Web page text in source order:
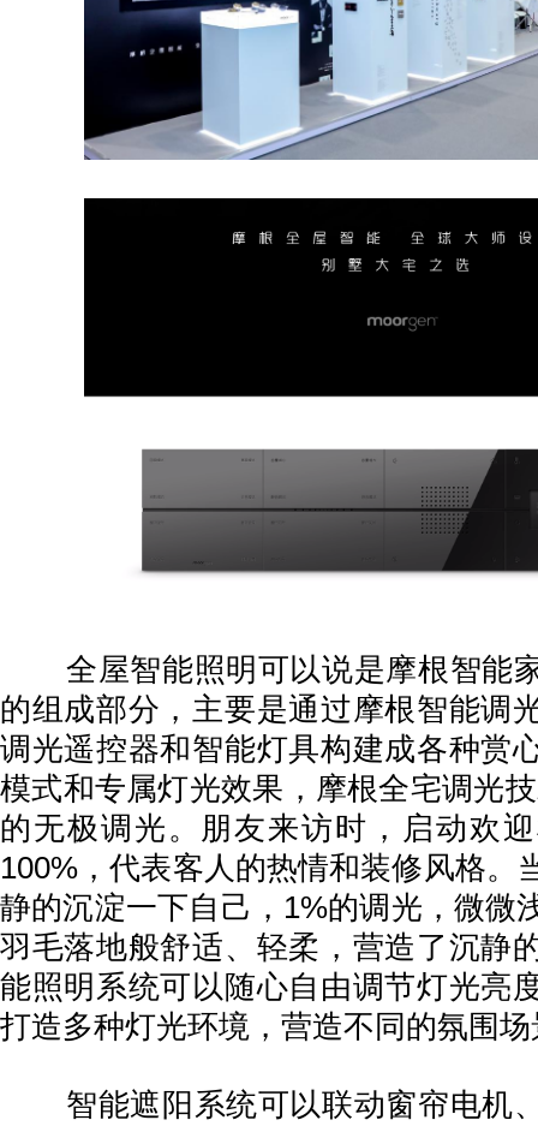
全屋智能照明可以说是摩根智能
的组成部分，主要是通过摩根智能调
调光遥控器和智能灯具构建成各种赏
模式和专属灯光效果，摩根全宅调光
的无极调光。朋友来访时，启动欢
100%，代表客人的热情和装修风格。
静的沉淀一下自己，1%的调光，微微
羽毛落地般舒适、轻柔，营造了沉静
能照明系统可以随心自由调节灯光亮
打造多种灯光环境，营造不同的氛围场
智能遮阳系统可以联动窗帘电机